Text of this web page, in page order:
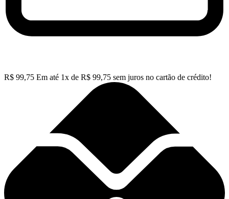
R$ 99,75 Em até 1x de R$ 99,75 sem juros no cartão de crédito!